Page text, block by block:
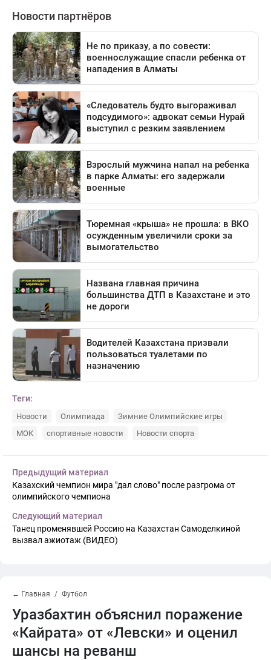
Теги:
Новости Олимпиада
Зимние Олимпийские игры
МОК
спортивные новости Новости спорта
Предыдущий материал
Казахский чемпион мира "дал слово" после разгрома от
олимпийского чемпиона
Следующий материал
Танец променявшей Россию на Казахстан Самоделкиной
вызвал ажиотаж (ВИДЕО)
← Главная Футбол
Уразбахтин объяснил поражение
«Кайрата» от «Левски» и оценил
шансы на реванш